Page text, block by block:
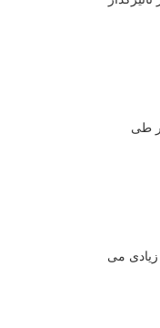
طی
می